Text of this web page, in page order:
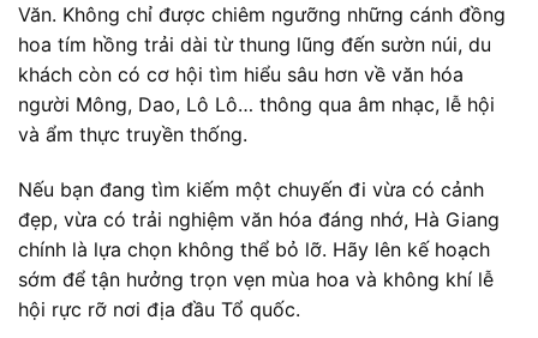
Văn. Không chỉ được chiêm ngưỡng những cánh đồng
hoa tím hồng trải dài từ thung lũng đến sườn núi, du
khách còn có cơ hội tìm hiểu sâu hơn về văn hóa
người Mông, Dao, Lô Lô… thông qua âm nhạc, lễ hội
và ẩm thực truyền thống.
Nếu bạn đang tìm kiếm một chuyến đi vừa có cảnh
đẹp, vừa có trải nghiệm văn hóa đáng nhớ, Hà Giang
chính là lựa chọn không thể bỏ lỡ. Hãy lên kế hoạch
sớm để tận hưởng trọn vẹn mùa hoa và không khí lễ
hội rực rỡ nơi địa đầu Tổ quốc.